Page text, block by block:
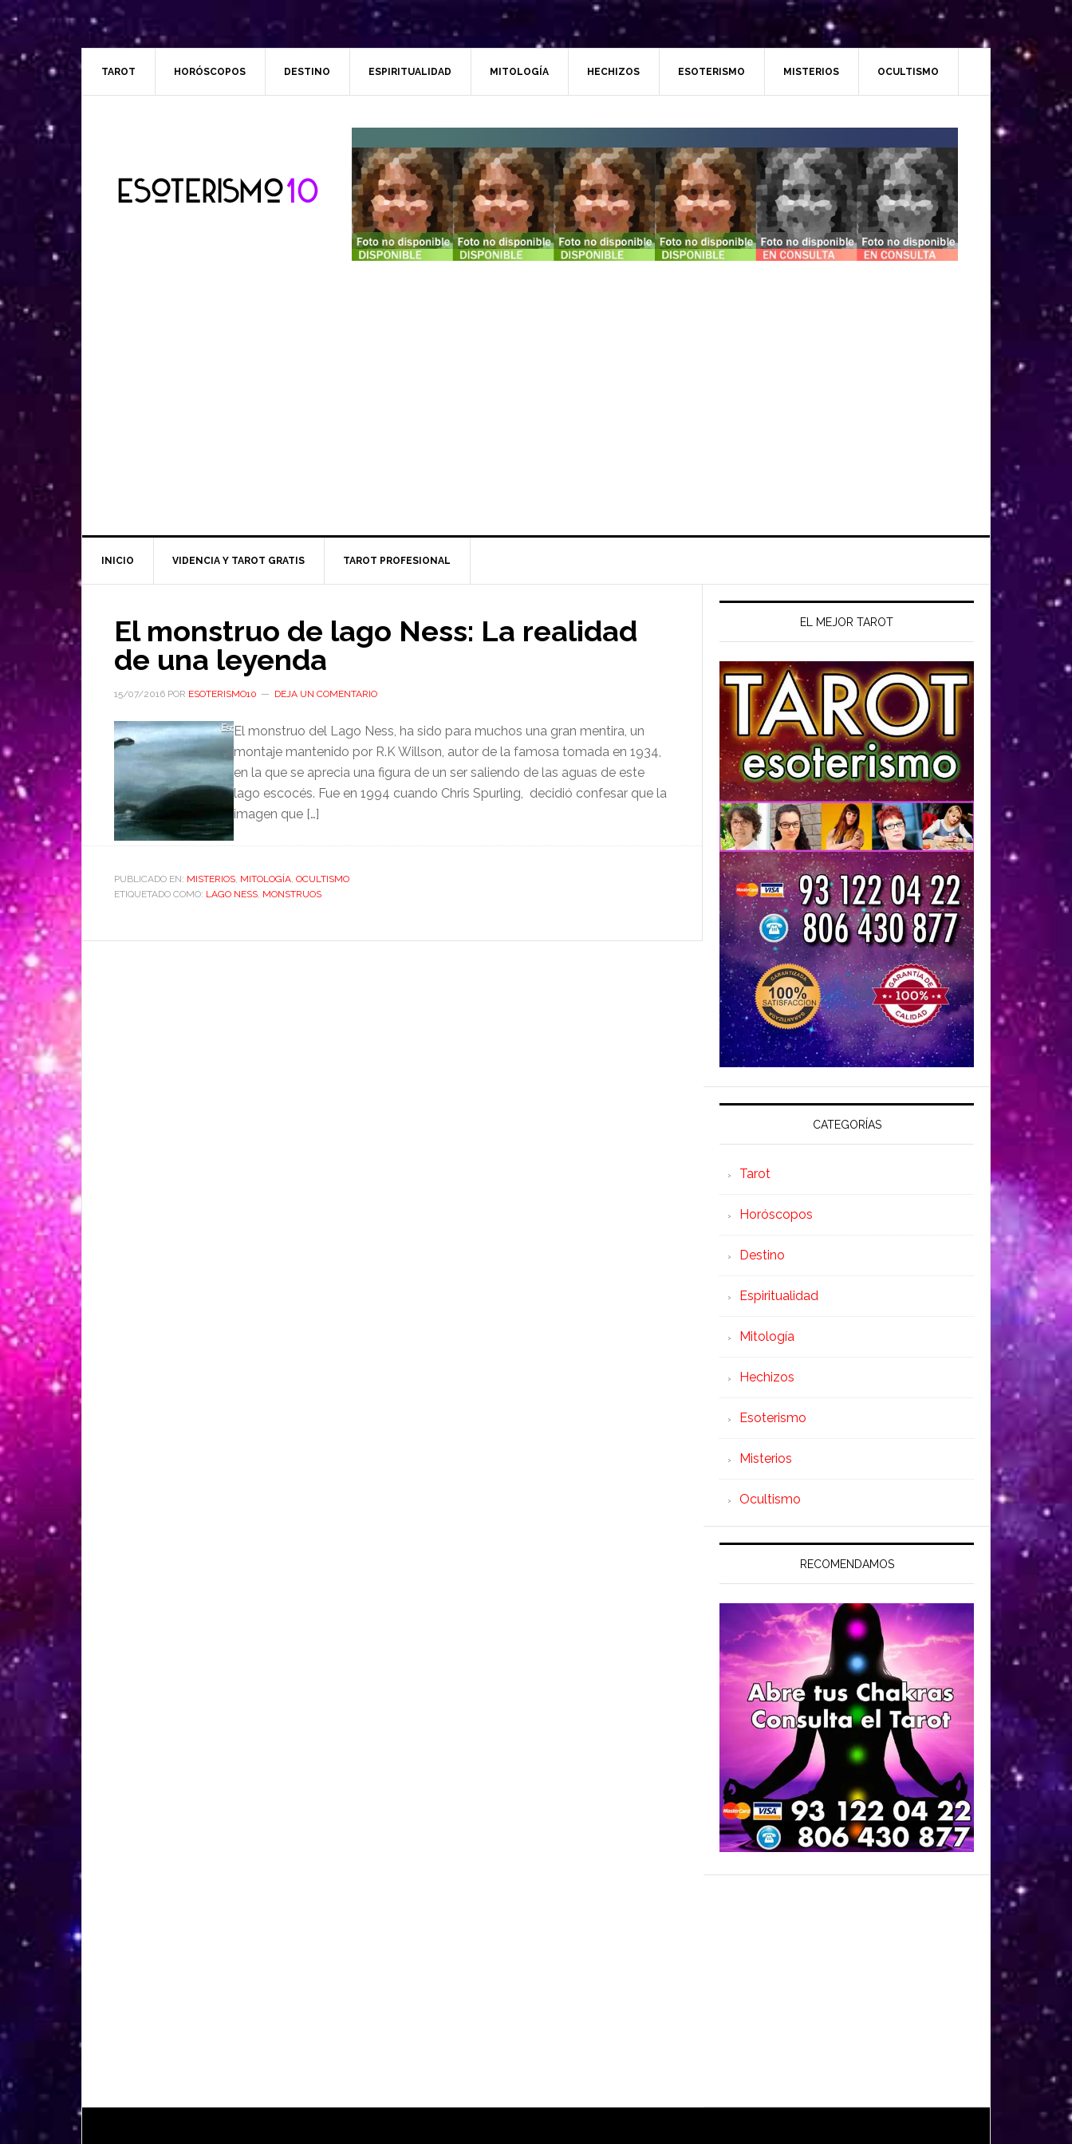
TAROT HORÓSCOPOS DESTINO ESPIRITUALIDAD MITOLOGÍA HECHIZOS ESOTERISMO MISTERIOS OCULTISMO
INICIO VIDENCIA Y TAROT GRATIS TAROT PROFESIONAL
El monstruo de lago Ness: La realidad
de una leyenda
15/07/2016 POR ESOTERISMO10 DEJA UN COMENTARIO
El monstruo del Lago Ness, ha sido para muchos una gran mentira, un
montaje mantenido por R.K Willson, autor de la famosa tomada en 1934,
en la que se aprecia una figura de un ser saliendo de las aguas de este
lago escocés. Fue en 1994 cuando Chris Spurling, decidió confesar que la
imagen que […]
PUBLICADO EN: MISTERIOS MITOLOGÍA OCULTISMO
ETIQUETADO COMO: LAGO NESS MONSTRUOS
EL MEJOR TAROT
CATEGORÍAS
Tarot
Horóscopos
Destino
Espiritualidad
Mitología
Hechizos
Esoterismo
Misterios
Ocultismo
RECOMENDAMOS